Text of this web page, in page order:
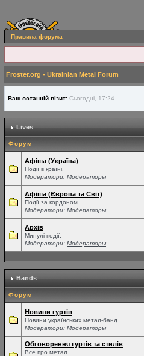
Правила форума
Froster.org - Ukrainian Metal Forum
Ваш останній візит: Сьогодні, 17:24
Lives
Форум
Афіша (Україна)
Події в країні.
Модератори: Модераторы
Афіша (Європа та Світ)
Події за кордоном.
Модератори: Модераторы
Архів
Минулі події.
Модератори: Модераторы
Bands
Форум
Новини гуртів
Новини українських метал-банд.
Модератори: Модераторы
Обговорення гуртів та стилів
Все про метал.